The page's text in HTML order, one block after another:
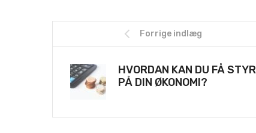
Forrige indlæg
HVORDAN KAN DU FÅ STYR
PÅ DIN ØKONOMI?